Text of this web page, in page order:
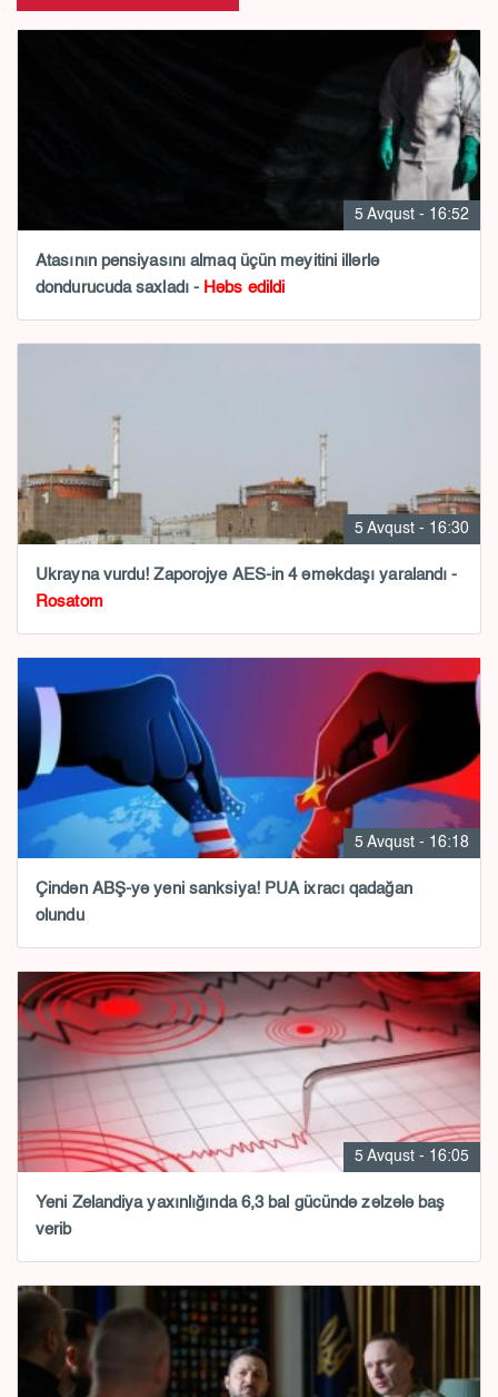
5 Avqust - 16:52
Atasının pensiyasını almaq üçün meyitini illərlə
dondurucuda saxladı - Həbs edildi
5 Avqust - 16:30
Ukrayna vurdu! Zaporojye AES-in 4 əməkdaşı yaralandı -
Rosatom
5 Avqust - 16:18
Çindən ABŞ-yə yeni sanksiya! PUA ixracı qadağan
olundu
5 Avqust - 16:05
Yeni Zelandiya yaxınlığında 6,3 bal gücündə zəlzələ baş
verib